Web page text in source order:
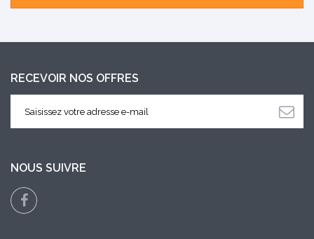
RECEVOIR NOS OFFRES
NOUS SUIVRE